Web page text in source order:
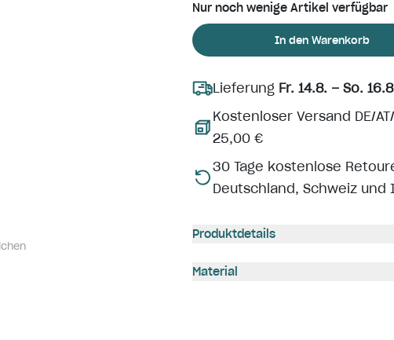
Nur noch wenige Artikel verfügbar
In den Warenkorb
Lieferung Fr. 14.8. – So.
Kostenloser Versand DE/
25,00 €
30 Tage kostenlose
Deutschland, Schweiz und
Produktdetails
Material